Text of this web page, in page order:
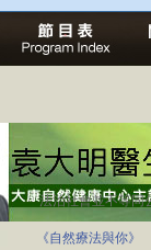
法治社會並不等同
自家教育合法化-
《自然療法與你》